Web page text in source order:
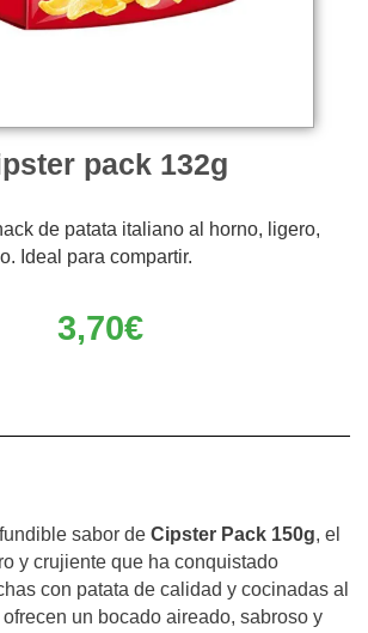
pack 132g
de patata italiano al horno, ligero,
Ideal para compartir.
3,70€
sabor de Cipster Pack 150g, el
y crujiente que ha conquistado
con patata de calidad y cocinadas al
ofrecen un bocado aireado, sabroso y